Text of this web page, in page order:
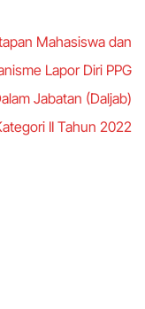
Mahasiswa dan
Lapor Diri PPG
Jabatan (Daljab)
II Tahun 2022